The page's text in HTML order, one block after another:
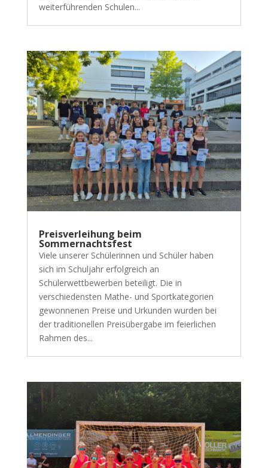
weiterführenden Schulen...
Preisverleihung beim
Sommernachtsfest
Viele unserer Schülerinnen und Schüler haben
sich im Schuljahr erfolgreich an
Schülerwettbewerben beteiligt. Die in
verschiedensten Mathe- und Sportkategorien
gewonnenen Preise und Urkunden wurden bei
der traditionellen Preisübergabe im feierlichen
Rahmen des...